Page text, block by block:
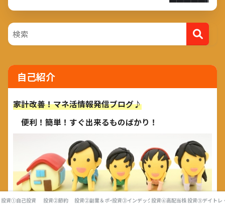
自己紹介
家計改善！マネ活情報発信ブログ♪
便利！簡単！すぐ出来るものばかり！
投資①自己投資 投資②節約 投資②副業＆ポイ活投資③インデックス投資投資④高配当株投資⑤デイトレ